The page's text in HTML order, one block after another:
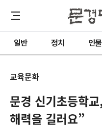
일반 정치 인
교육문화
문경 신기초등학
해력을 길러요”